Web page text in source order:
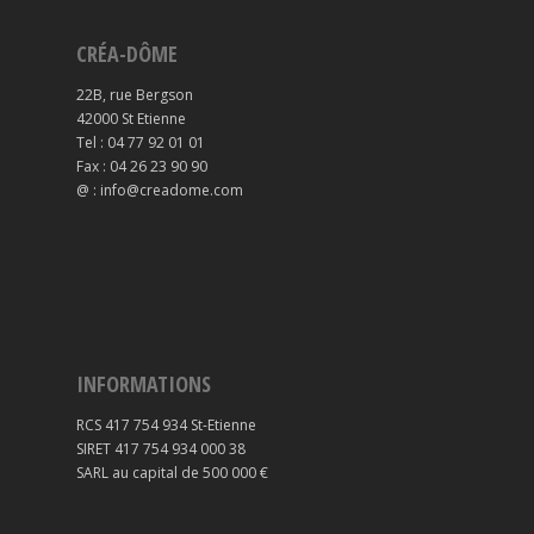
CRÉA-DÔME
22B, rue Bergson
42000 St Etienne
Tel : 04 77 92 01 01
Fax : 04 26 23 90 90
@ : info@creadome.com
INFORMATIONS
RCS 417 754 934 St-Etienne
SIRET 417 754 934 000 38
SARL au capital de 500 000 €